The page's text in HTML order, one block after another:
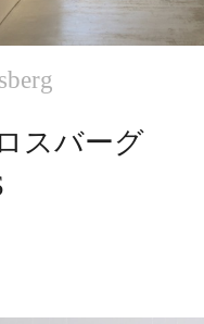
スバーグ